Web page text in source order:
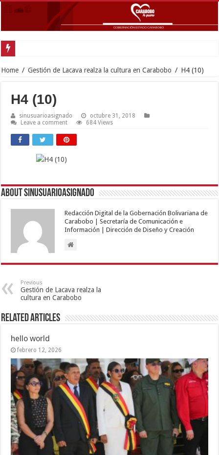
Home / Gestión de Lacava realza la cultura en Carabobo / H4 (10)
H4 (10)
sinusuarioasignado
octubre 31, 2018
Leave a comment
684 Views
About sinusuarioasignado
Redacción Digital de la Gobernación Bolivariana de
Carabobo | Secretaría de Comunicación e
Información | Dirección de Diseño y Creación
Previous
Gestión de Lacava realza la
cultura en Carabobo
Related Articles
hello world
febrero 12, 2026